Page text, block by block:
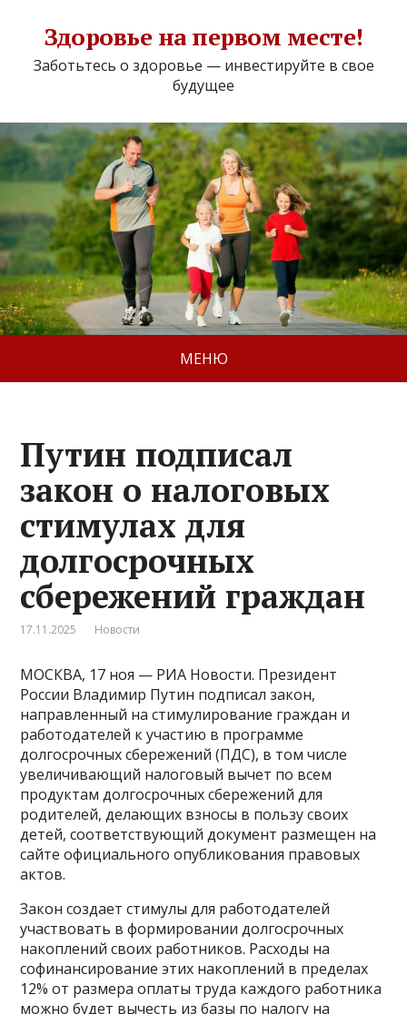
Здоровье на первом месте!
Заботьтесь о здоровье — инвестируйте в свое
будущее
МЕНЮ
Путин подписал
закон о налоговых
стимулах для
долгосрочных
сбережений граждан
17.11.2025 Новости
МОСКВА, 17 ноя — РИА Новости. Президент
России Владимир Путин подписал закон,
направленный на стимулирование граждан и
работодателей к участию в программе
долгосрочных сбережений (ПДС), в том числе
увеличивающий налоговый вычет по всем
продуктам долгосрочных сбережений для
родителей, делающих взносы в пользу своих
детей, соответствующий документ размещен на
сайте официального опубликования правовых
актов.
Закон создает стимулы для работодателей
участвовать в формировании долгосрочных
накоплений своих работников​​​. Расходы на
софинансирование этих накоплений в пределах
12% от размера оплаты труда каждого работника
можно будет вычесть из базы по налогу на